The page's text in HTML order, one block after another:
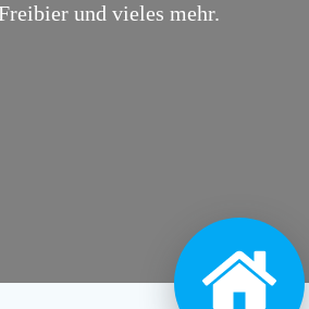
und vieles mehr.